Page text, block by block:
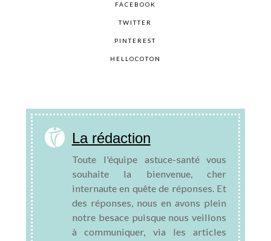
FACEBOOK
TWITTER
PINTEREST
HELLOCOTON
La rédaction
Toute l'équipe astuce-santé vous
souhaite la bienvenue, cher
internaute en quête de réponses. Et
des réponses, nous en avons plein
notre besace puisque nous veillons
à communiquer, via les articles